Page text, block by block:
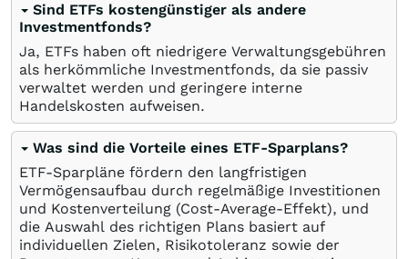
Sind ETFs kostengünstiger als andere
Investmentfonds?
Ja, ETFs haben oft niedrigere Verwaltungsgebühren
als herkömmliche Investmentfonds, da sie passiv
verwaltet werden und geringere interne
Handelskosten aufweisen.
Was sind die Vorteile eines ETF-Sparplans?
ETF-Sparpläne fördern den langfristigen
Vermögensaufbau durch regelmäßige Investitionen
und Kostenverteilung (Cost-Average-Effekt), und
die Auswahl des richtigen Plans basiert auf
individuellen Zielen, Risikotoleranz sowie der